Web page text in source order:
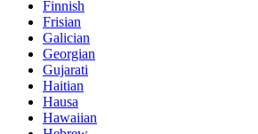
Finnish
Frisian
Galician
Georgian
Gujarati
Haitian
Hausa
Hawaiian